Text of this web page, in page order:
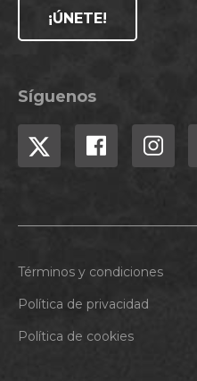
¡ÚNETE!
Síguenos
Términos y condiciones
Política de privacidad
Política de cookies